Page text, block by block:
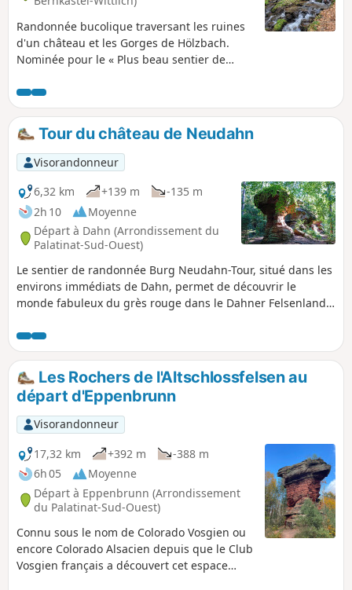
Randonnée bucolique traversant les ruines
d'un château et les Gorges de Hölzbach.
Nominée pour le « Plus beau sentier de
vous mettre dans une bulle le temps de la
marche.
Tour du château de Neudahn
Visorandonneur
6,32 km
+139 m
-135 m
2h 10
Moyenne
Départ à Dahn (Arrondissement du
Palatinat-Sud-Ouest)
Le sentier de randonnée Burg Neudahn-Tour, situé dans les
environs immédiats de Dahn, permet de découvrir le
monde fabuleux du grès rouge dans le Dahner Felsenland.
rocheuses bizarres portant des noms comme Hexenpilz ou
Satansbrocken. Les ruines du château de Neudahn, qui ont
donné leur nom au circuit, comptent certainement parmi
les points forts, tout comme la spectaculaire porte rocheuse
par laquelle le chemin descend dans la vallée de Moosbach.
Les Rochers de l'Altschlossfelsen au
départ d'Eppenbrunn
Visorandonneur
17,32 km
+392 m
-388 m
6h 05
Moyenne
Départ à Eppenbrunn (Arrondissement
du Palatinat-Sud-Ouest)
Connu sous le nom de Colorado Vosgien ou
encore Colorado Alsacien depuis que le Club
Vosgien français a découvert cet espace